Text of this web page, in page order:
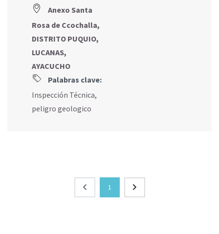
Anexo Santa
Rosa de Ccochalla,
DISTRITO PUQUIO,
LUCANAS,
AYACUCHO
Palabras clave:
Inspección Técnica,
peligro geologico
1